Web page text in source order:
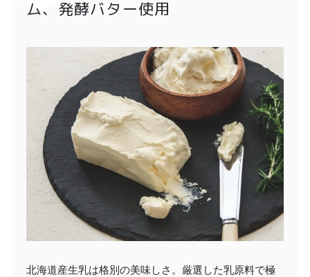
ム、発酵バター使用
北海道産生乳は格別の美味しさ。厳選した乳原料で極